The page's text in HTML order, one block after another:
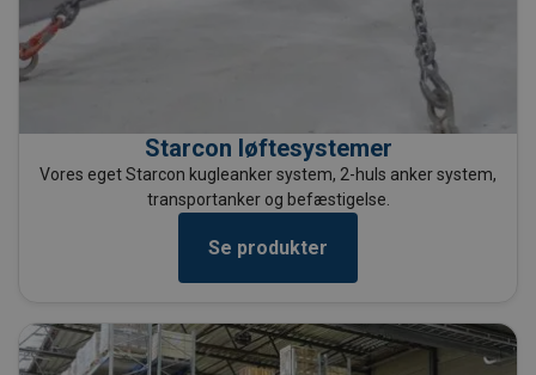
Starcon løftesystemer
Vores eget Starcon kugleanker system, 2-huls anker system,
transportanker og befæstigelse.
Se produkter